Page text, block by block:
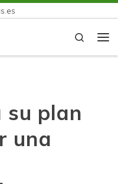
Search
su plan
una